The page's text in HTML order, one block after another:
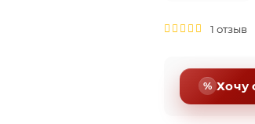
1 отзыв
Хочу